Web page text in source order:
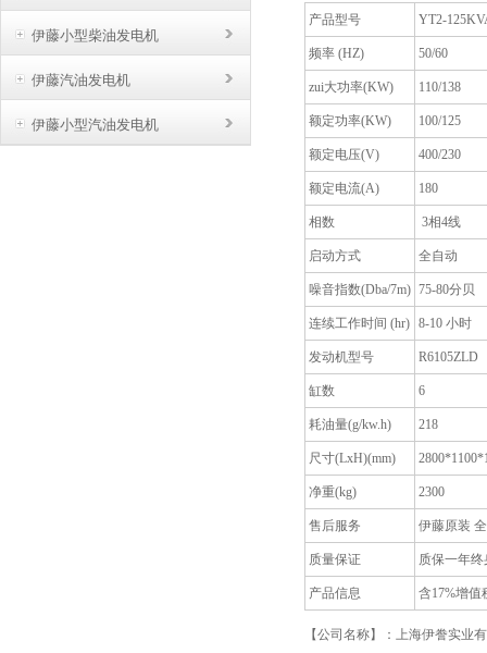
伊藤小型柴油发电机
伊藤汽油发电机
伊藤小型汽油发电机
产品型号 YT2-
频率 (HZ) 50/60
zui大功率(KW) 110/138
额定功率(KW) 100/125
额定电压(V) 400/230
额定电流(A) 180
相数 3相4线
启动方式 全自动
噪音指数(Dba/7m) 75-80分贝
连续工作时间 (hr) 8-10 小时
发动机型号 R6105ZLD
缸数 6
耗油量(g/kw.h) 218
尺寸(LxH)(mm)
净重(kg) 2300
售后服务 伊藤原装
质量保证 质保一年
产品信息 含17%增值
【公司名称】：上海伊誊实业